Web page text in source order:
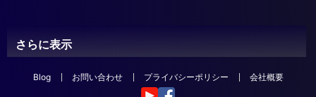
さらに表示
Blog お問い合わせ プライバシーポリシー 会社概要